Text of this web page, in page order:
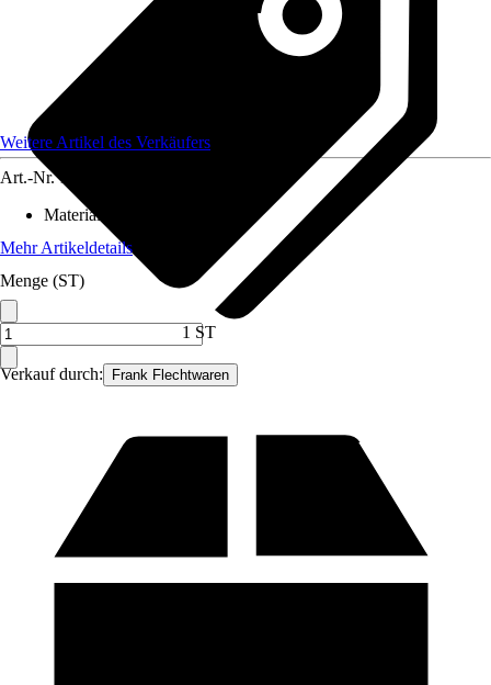
Verkauf durch: Frank Flechtwaren
Weitere Artikel des Verkäufers
Art.-Nr. 12584377
Material
Mehr Artikeldetails
Menge (ST)
1 ST